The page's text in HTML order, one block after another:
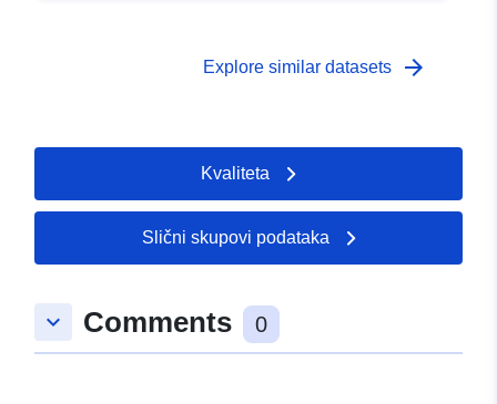
Explore similar datasets arrow_forward
Kvaliteta
Slični skupovi podataka
keyboard_arrow_down Comments 0